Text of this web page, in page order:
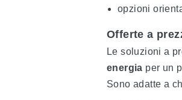
opzioni
Offerte a
Le soluzioni a
energia per un
Sono adatte a